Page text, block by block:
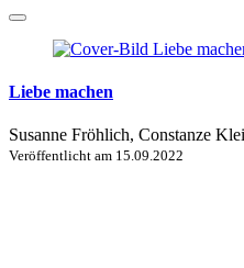
Liebe machen
Susanne Fröhlich, Constanze
Veröffentlicht am 15.09.2022